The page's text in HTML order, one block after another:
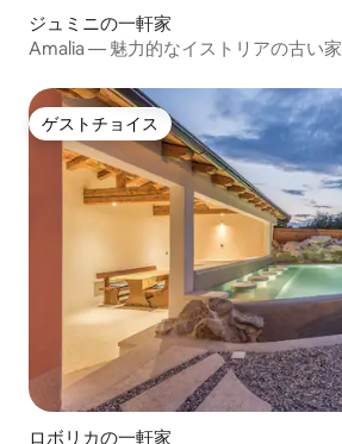
ジュミニの一軒家
Amalia — 魅力的なイストリアの古い家
ゲストチョイス
ゲストチョイス
ロボリカの一軒家